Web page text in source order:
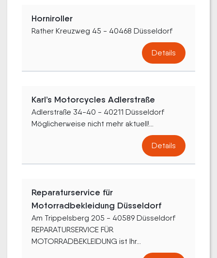
Horniroller
Rather Kreuzweg 45 - 40468 Düsseldorf
Details
Karl’s Motorcycles Adlerstraße
Adlerstraße 34-40 - 40211 Düsseldorf
Möglicherweise nicht mehr aktuell!...
Details
Reparaturservice für
Motorradbekleidung Düsseldorf
Am Trippelsberg 205 - 40589 Düsseldorf
REPARATURSERVICE FÜR
MOTORRADBEKLEIDUNG ist Ihr...